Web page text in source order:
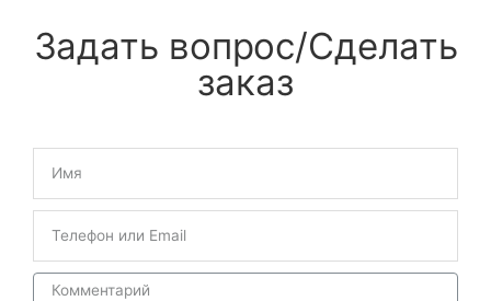
Задать вопрос/Сделать
заказ